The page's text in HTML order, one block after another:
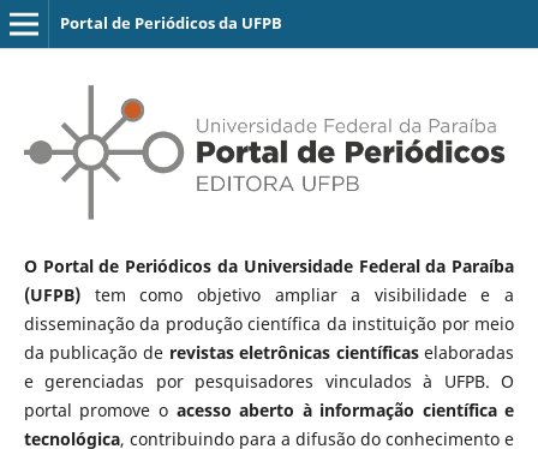
Portal de Periódicos da UFPB
O Portal de Periódicos da Universidade Federal da Paraíba
(UFPB)tem como objetivo ampliar a visibilidade e a
disseminação da produção científica da instituição por meio
da publicação de revistas eletrônicas científicaselaboradas
e gerenciadas por pesquisadores vinculados à UFPB. O
portal promove o acesso aberto à informação científica e
tecnológica, contribuindo para a difusão do conhecimento e